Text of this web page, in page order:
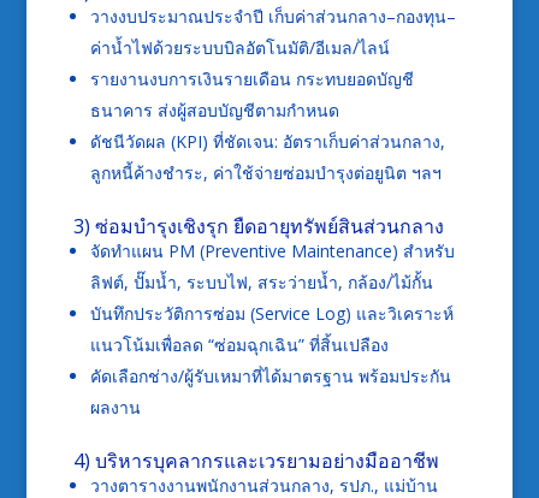
วางงบประมาณประจำปี เก็บค่าส่วนกลาง–กองทุน–
ค่าน้ำไฟด้วยระบบบิลอัตโนมัติ/อีเมล/ไลน์
รายงานงบการเงินรายเดือน กระทบยอดบัญชี
ธนาคาร ส่งผู้สอบบัญชีตามกำหนด
ดัชนีวัดผล (KPI) ที่ชัดเจน: อัตราเก็บค่าส่วนกลาง,
ลูกหนี้ค้างชำระ, ค่าใช้จ่ายซ่อมบำรุงต่อยูนิต ฯลฯ
3) ซ่อมบำรุงเชิงรุก ยืดอายุทรัพย์สินส่วนกลาง
จัดทำแผน PM (Preventive Maintenance) สำหรับ
ลิฟต์, ปั๊มน้ำ, ระบบไฟ, สระว่ายน้ำ, กล้อง/ไม้กั้น
บันทึกประวัติการซ่อม (Service Log) และวิเคราะห์
แนวโน้มเพื่อลด “ซ่อมฉุกเฉิน” ที่สิ้นเปลือง
คัดเลือกช่าง/ผู้รับเหมาที่ได้มาตรฐาน พร้อมประกัน
ผลงาน
4) บริหารบุคลากรและเวรยามอย่างมืออาชีพ
วางตารางงานพนักงานส่วนกลาง, รปภ., แม่บ้าน